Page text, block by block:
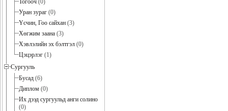
Тогооч (0)
Уран зураг (0)
Үсчин, Гоо сайхан (3)
Хөгжим заана (3)
Хэвлэлийн эх бэлтгэл (0)
Цэцэрлэг (1)
Сургууль
Бусад (6)
Диплом (0)
Их дээд сургуульд анги солино
(0)